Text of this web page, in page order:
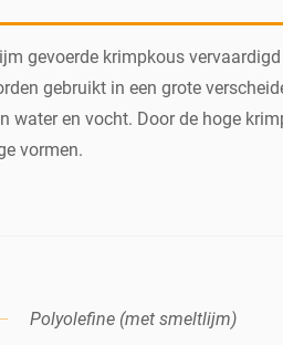
gevoerde krimpkous
gebruikt in een grote
water en vocht. Door de hoge
vormen.
Polyolefine (met smeltlijm)